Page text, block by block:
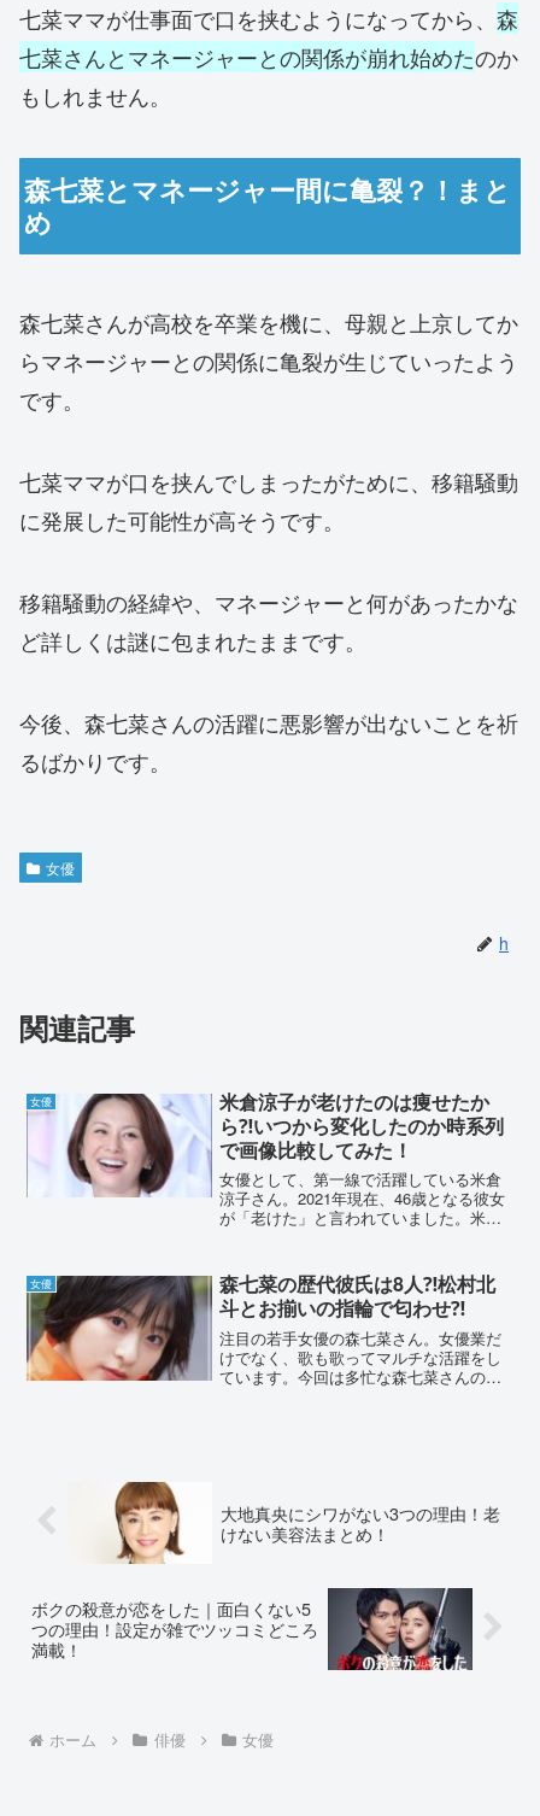
七菜ママが仕事面で口を挟むようになってから、 森
七菜さんとマネージャーとの関係が崩れ始めたのか
もしれません。
森七菜とマネージャー間に亀裂？！まと
め
森七菜さんが高校を卒業を機に、母親と上京してか
らマネージャーとの関係に亀裂が生じていったよう
です。
七菜ママが口を挟んでしまったがために、移籍騒動
に発展した可能性が高そうです。
移籍騒動の経緯や、マネージャーと何があったかな
ど詳しくは謎に包まれたままです。
今後、森七菜さんの活躍に悪影響が出ないことを祈
るばかりです。
女優
h
関連記事
女優
米倉涼子が老けたのは痩せたか
ら⁈いつから変化したのか時系列
で画像比較してみた！
女優として、第一線で活躍している米倉
涼子さん。2021年現在、46歳となる彼女
が「老けた」と言われていました。米倉
く調査していきます。米倉涼子が老けた
のは痩せたから⁈女...
女優
森七菜の歴代彼氏は8人⁈松村北
斗とお揃いの指輪で匂わせ⁈
注目の若手女優の森七菜さん。女優業だ
けでなく、歌も歌ってマルチな活躍をし
ています。今回は多忙な森七菜さんの歴
大地真央にシワがない3つの理由！老
けない美容法まとめ！
ボクの殺意が恋をした｜面白くない5
つの理由！設定が雑でツッコミどころ
満載！
ホーム 俳優 女優